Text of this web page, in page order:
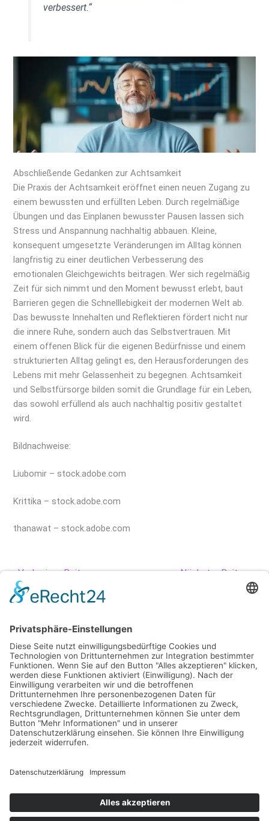
verbessert.“
Abschließende Gedanken zur Achtsamkeit
Die Praxis der Achtsamkeit eröffnet einen neuen Zugang zu
einem bewussten und erfüllten Leben. Durch regelmäßige
Übungen und das Einplanen bewusster Pausen lassen sich
Stress und Anspannung nachhaltig abbauen. Kleine,
konsequent umgesetzte Veränderungen im Alltag können
langfristig zu einer deutlichen Verbesserung des
emotionalen Gleichgewichts beitragen. Wer sich regelmäßig
Zeit für sich nimmt und den Moment bewusst erlebt, baut
Barrieren gegen die Schnelllebigkeit der modernen Welt ab.
Das bewusste Innehalten und Reflektieren fördert nicht nur
die innere Ruhe, sondern auch das Selbstvertrauen. Mit
einem offenen Blick für die eigenen Bedürfnisse und einem
strukturierten Alltag gelingt es, den Herausforderungen des
Lebens mit mehr Gelassenheit zu begegnen. Achtsamkeit
und Selbstfürsorge bilden somit die Grundlage für ein Leben,
das sowohl erfüllend als auch nachhaltig positiv gestaltet
wird.
Bildnachweise:
Liubomir – stock.adobe.com
Krittika – stock.adobe.com
thanawat – stock.adobe.com
←Vorheriger Beitrag Nächster Beitrag→
Impressum
©2024 Deine besten Tipps